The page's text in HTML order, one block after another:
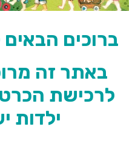
ברוכים
באתר זה
לרכישת
ילדות